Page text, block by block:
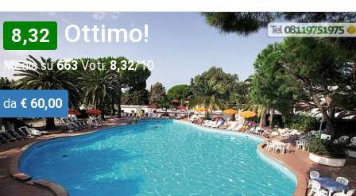
8,32 Ottimo!
Media su663Voti: 8,32/10
da € 60,00